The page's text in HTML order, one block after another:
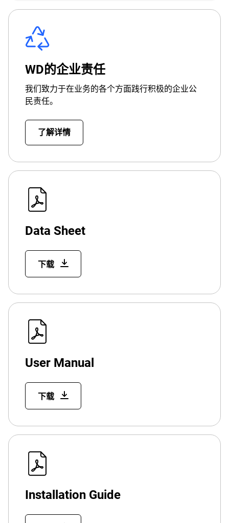
WD的企业责任
我们致力于在业务的各个方面践行积极的企业公
民责任。
了解详情
Data Sheet
下载
User Manual
下载
Installation Guide